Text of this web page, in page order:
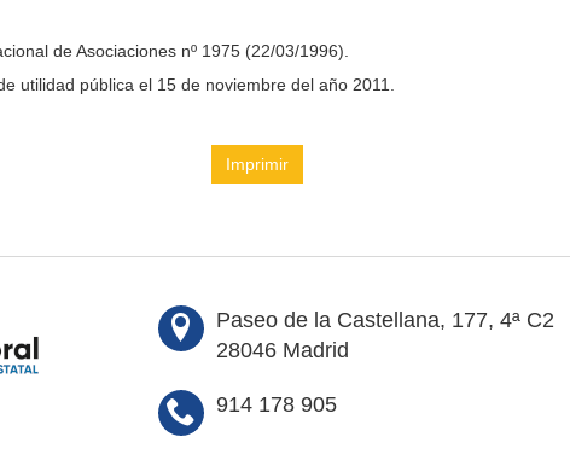
de Asociaciones nº 1975 (22/03/1996).
utilidad pública el 15 de noviembre del año 2011.
Imprimir
Paseo de la Castellana, 177, 4ª C2
28046 Madrid
914 178 905